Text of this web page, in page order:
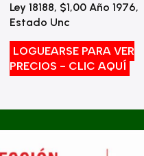
Ley 18188, $1,00 Año 1976,
Estado Unc
LOGUEARSE PARA VER
PRECIOS - CLIC AQUÍ